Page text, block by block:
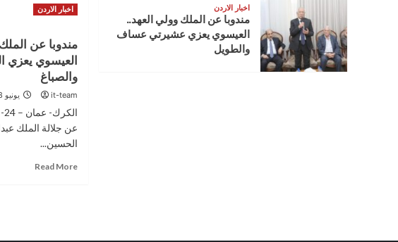
إقليمياً
Read More
Read
مندوبا
عن
العهد…
العيسوي
يعزي
اخبار الاردن
مندوبا عن
العيسوي يعزي
والصباغ
it-team يونيو 28, 2026
عن جلالة الملك
الحسين...
Read More
اخبار الاردن
مندوبا عن الملك وولي العهد..
العيسوي يعزي عشيرتي عساف
والطويل